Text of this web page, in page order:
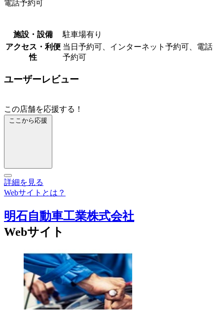
電話予約可
施設・設備
駐車場有り
アクセス・利便
性
当日予約可、インターネット予約可、電話
予約可
ユーザーレビュー
この店舗を応援する！
ここから応援
詳細を見る
Webサイトとは？
明石自動車工業株式会社
Webサイト